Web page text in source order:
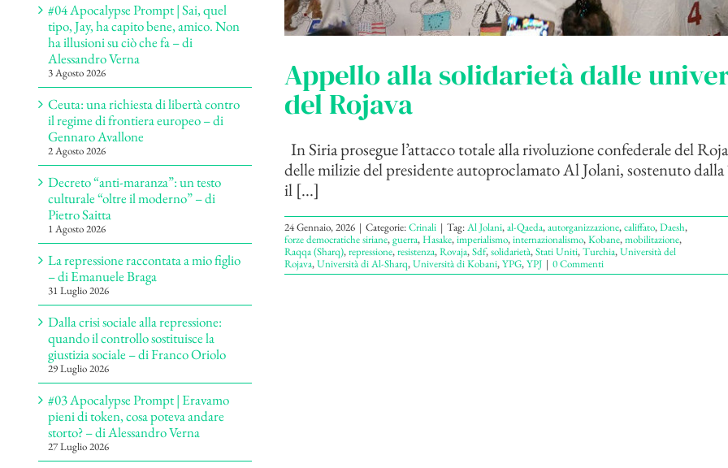
Appello alla solidarietà dalle
del Rojava
In Siria prosegue l’attacco totale alla rivoluzione confederale del
delle milizie del presidente autoproclamato Al Jolani, sostenuto
il [...]
24 Gennaio, 2026 | Categorie:Crinali | Tag:Al Jolani,al-Qaeda,autorganizzazione,califfato,Daesh,
forze democratiche siriane,guerra,Hasake,imperialismo,internazionalismo,Kobane,mobilitazione,
Raqqa (Sharq),repressione,resistenza,Rovaja,Sdf,solidarietà,Stati Uniti,Turchia,Università del
Rojava,Università di Al-Sharq,Università di Kobani,YPG,YPJ | 0 Commenti
#04 Apocalypse Prompt | Sai, quel
tipo, Jay, ha capito bene, amico. Non
ha illusioni su ciò che fa – di
Alessandro Verna
3 Agosto 2026
Ceuta: una richiesta di libertà contro
il regime di frontiera europeo – di
Gennaro Avallone
2 Agosto 2026
Decreto “anti-maranza”: un testo
culturale “oltre il moderno” – di
Pietro Saitta
1 Agosto 2026
La repressione raccontata a mio figlio
– di Emanuele Braga
31 Luglio 2026
Dalla crisi sociale alla repressione:
quando il controllo sostituisce la
giustizia sociale – di Franco Oriolo
29 Luglio 2026
#03 Apocalypse Prompt | Eravamo
pieni di token, cosa poteva andare
storto? – di Alessandro Verna
27 Luglio 2026